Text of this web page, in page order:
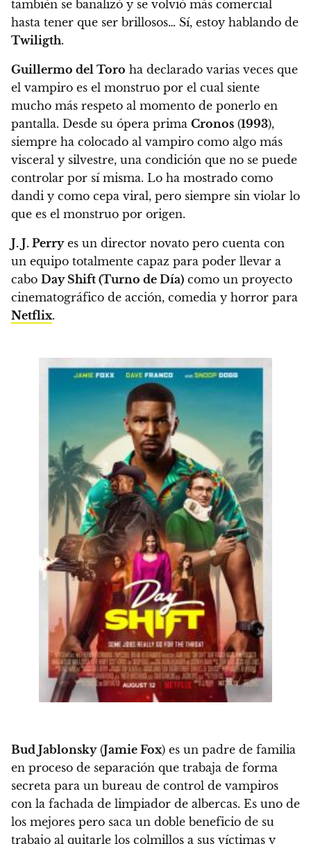
también se banalizó y se volvió más comercial
hasta tener que ser brillosos… Sí, estoy hablando de
Twiligth.
Guillermo del Toro ha declarado varias veces que
el vampiro es el monstruo por el cual siente
mucho más respeto al momento de ponerlo en
pantalla. Desde su ópera prima Cronos (1993),
siempre ha colocado al vampiro como algo más
visceral y silvestre, una condición que no se puede
controlar por sí misma. Lo ha mostrado como
dandi y como cepa viral, pero siempre sin violar lo
que es el monstruo por origen.
J. J. Perryes un director novato pero cuenta con
un equipo totalmente capaz para poder llevar a
cabo Day Shift (Turno de Día) como un proyecto
cinematográfico de acción, comedia y horror para
Netflix.
Bud Jablonsky(Jamie Fox) es un padre de familia
en proceso de separación que trabaja de forma
secreta para un bureau de control de vampiros
con la fachada de limpiador de albercas. Es uno de
los mejores pero saca un doble beneficio de su
trabajo al quitarle los colmillos a sus víctimas y